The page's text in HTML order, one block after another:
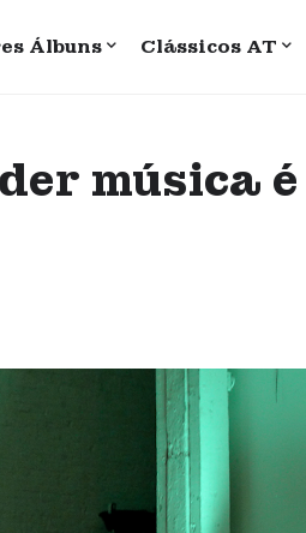
Álbuns Clássicos AT
música é